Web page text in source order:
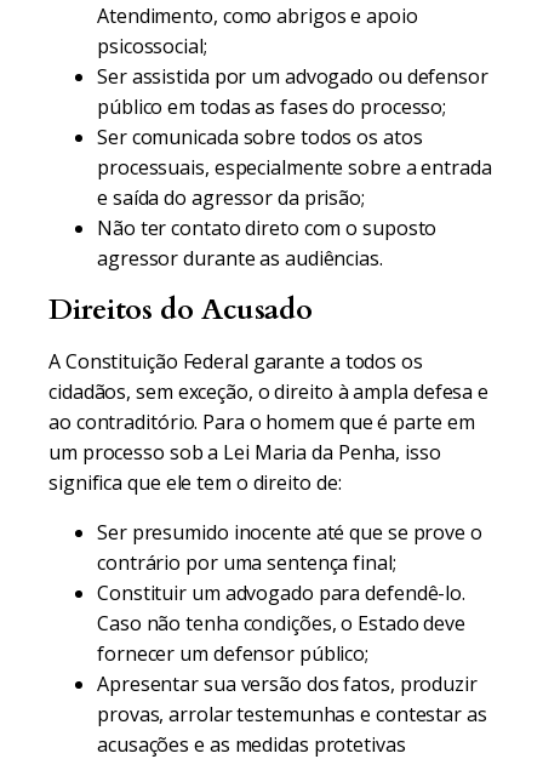
Atendimento, como abrigos e apoio
psicossocial;
Ser assistida por um advogado ou defensor
público em todas as fases do processo;
Ser comunicada sobre todos os atos
processuais, especialmente sobre a entrada
e saída do agressor da prisão;
Não ter contato direto com o suposto
agressor durante as audiências.
Direitos do Acusado
A Constituição Federal garante a todos os
cidadãos, sem exceção, o direito à ampla defesa e
ao contraditório. Para o homem que é parte em
um processo sob a Lei Maria da Penha, isso
significa que ele tem o direito de:
Ser presumido inocente até que se prove o
contrário por uma sentença final;
Constituir um advogado para defendê-lo.
Caso não tenha condições, o Estado deve
fornecer um defensor público;
Apresentar sua versão dos fatos, produzir
provas, arrolar testemunhas e contestar as
acusações e as medidas protetivas